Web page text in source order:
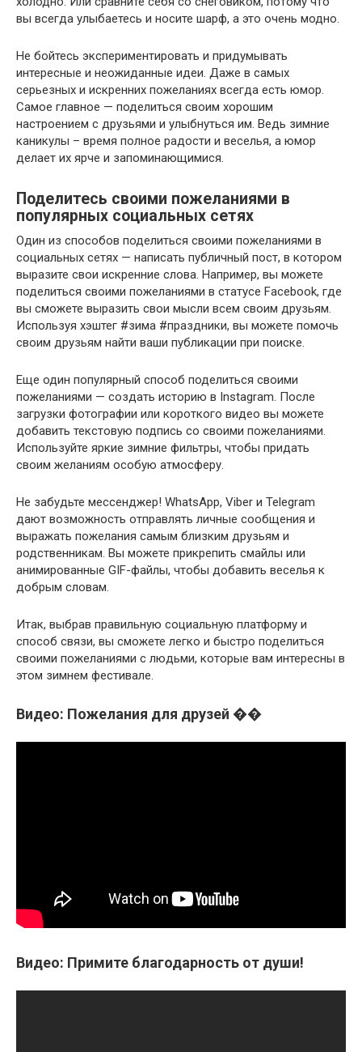
вы всегда улыбаетесь и носите шарф, а это очень модно.
Не бойтесь экспериментировать и придумывать
интересные и неожиданные идеи. Даже в самых
серьезных и искренних пожеланиях всегда есть юмор.
Самое главное — поделиться своим хорошим
настроением с друзьями и улыбнуться им. Ведь зимние
каникулы – время полное радости и веселья, а юмор
делает их ярче и запоминающимися.
Поделитесь своими пожеланиями в
популярных социальных сетях
Один из способов поделиться своими пожеланиями в
социальных сетях — написать публичный пост, в котором
выразите свои искренние слова. Например, вы можете
поделиться своими пожеланиями в статусе Facebook, где
вы сможете выразить свои мысли всем своим друзьям.
Используя хэштег #зима #праздники, вы можете помочь
своим друзьям найти ваши публикации при поиске.
Еще один популярный способ поделиться своими
пожеланиями — создать историю в Instagram. После
загрузки фотографии или короткого видео вы можете
добавить текстовую подпись со своими пожеланиями.
Используйте яркие зимние фильтры, чтобы придать
своим желаниям особую атмосферу.
Не забудьте мессенджер! WhatsApp, Viber и Telegram
дают возможность отправлять личные сообщения и
выражать пожелания самым близким друзьям и
родственникам. Вы можете прикрепить смайлы или
анимированные GIF-файлы, чтобы добавить веселья к
добрым словам.
Итак, выбрав правильную социальную платформу и
способ связи, вы сможете легко и быстро поделиться
своими пожеланиями с людьми, которые вам интересны в
этом зимнем фестивале.
Видео: Пожелания для друзей ��
Видео: Примите благодарность от души!